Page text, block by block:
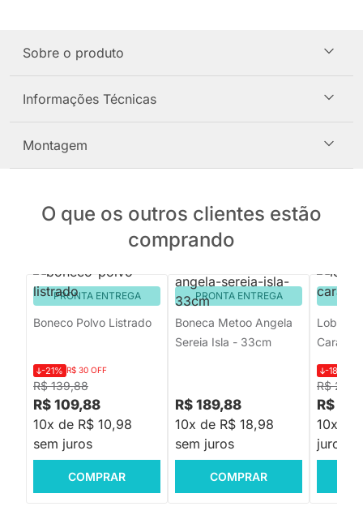
Sobre o produto
Informações Técnicas
Montagem
O que os outros clientes estão
comprando
PRONTA ENTREGA
Boneco Polvo Listrado
R$ 139,88
-21% R$ 30 OFF
R$ 109,88
10x de R$ 10,98
sem juros
COMPRAR
PRONTA ENTREGA
Boneca Metoo Angela
Sereia Isla - 33cm
R$ 189,88
10x de R$ 18,98
sem juros
COMPRAR
Lobo
R$
-18%
R$
10x de
juros